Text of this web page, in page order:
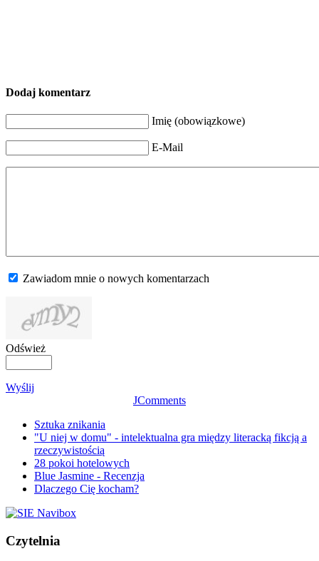
Dodaj komentarz
Imię (obowiązkowe)
E-Mail
Zawiadom mnie o nowych komentarzach
Odśwież
Wyślij
JComments
Sztuka znikania
"U niej w domu" - intelektualna gra między literacką fikcją a
rzeczywistością
28 pokoi hotelowych
Blue Jasmine - Recenzja
Dlaczego Cię kocham?
Czytelnia